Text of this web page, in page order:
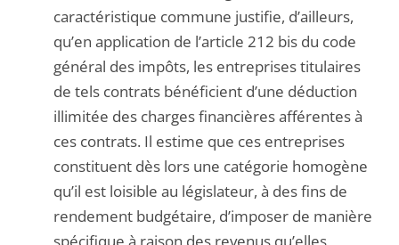
caractéristique commune justifie, d’ailleurs,
qu’en application de l’article 212 bis du code
général des impôts, les entreprises titulaires
de tels contrats bénéficient d’une déduction
illimitée des charges financières afférentes à
ces contrats. Il estime que ces entreprises
constituent dès lors une catégorie homogène
qu’il est loisible au législateur, à des fins de
rendement budgétaire, d’imposer de manière